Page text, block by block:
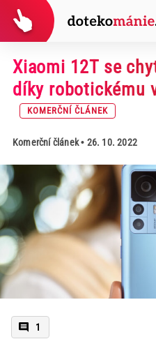
Xiaomi 12T se
díky robotickému
KOMERČNÍ ČLÁNEK
Komerční článek• 26. 10. 2022
1